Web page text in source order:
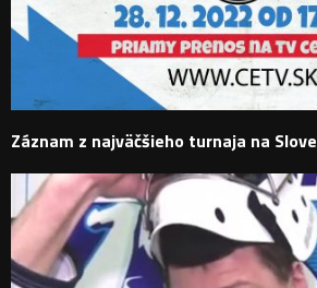
Záznam z najväčšieho turnaja na